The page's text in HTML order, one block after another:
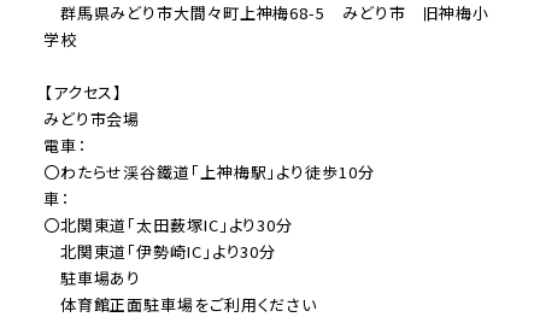
群馬県みどり市大間々町上神梅68-5 みどり市 旧神梅小
学校
【アクセス】
みどり市会場
電車：
〇わたらせ渓谷鐵道「上神梅駅」より徒歩10分
車：
〇北関東道「太田薮塚IC」より30分
北関東道「伊勢崎IC」より30分
駐車場あり
体育館正面駐車場をご利用ください